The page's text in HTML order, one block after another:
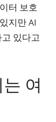
터 보호
지만 AI
있다고
여